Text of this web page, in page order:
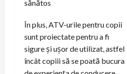
sănătos
În plus, ATV-urile pentru copii
sunt proiectate pentru a fi
sigure și ușor de utilizat, astfel
încât copiii să se poată bucura